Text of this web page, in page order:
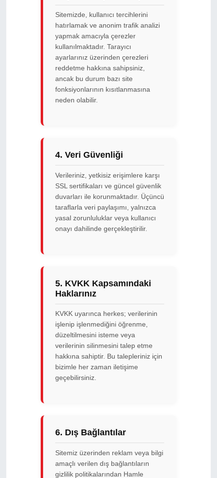
Sitemizde, kullanıcı tercihlerini
hatırlamak ve anonim trafik analizi
yapmak amacıyla çerezler
kullanılmaktadır. Tarayıcı
ayarlarınız üzerinden çerezleri
reddetme hakkına sahipsiniz,
ancak bu durum bazı site
fonksiyonlarının kısıtlanmasına
neden olabilir.
4. Veri Güvenliği
Verileriniz, yetkisiz erişimlere karşı
SSL sertifikaları ve güncel güvenlik
duvarları ile korunmaktadır. Üçüncü
taraflarla veri paylaşımı, yalnızca
yasal zorunluluklar veya kullanıcı
onayı dahilinde gerçekleştirilir.
5. KVKK Kapsamındaki
Haklarınız
KVKK uyarınca herkes; verilerinin
işlenip işlenmediğini öğrenme,
düzeltilmesini isteme veya
verilerinin silinmesini talep etme
hakkına sahiptir. Bu talepleriniz için
bizimle her zaman iletişime
geçebilirsiniz.
6. Dış Bağlantılar
Sitemiz üzerinden reklam veya bilgi
amaçlı verilen dış bağlantıların
gizlilik politikalarından Hamle